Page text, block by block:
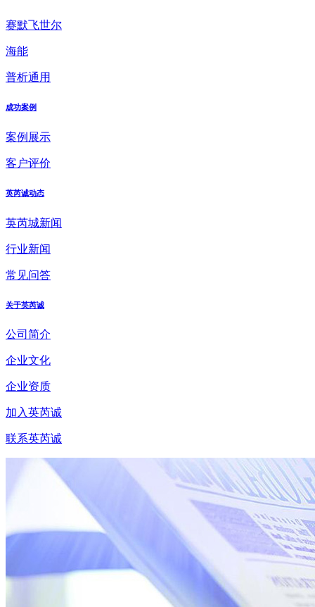
赛默飞世尔
海能
普析通用
成功案例
案例展示
客户评价
英芮诚动态
英芮城新闻
行业新闻
常见问答
关于英芮诚
公司简介
企业文化
企业资质
加入英芮诚
联系英芮诚